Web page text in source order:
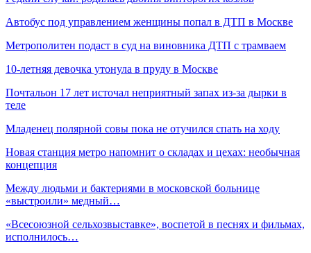
Автобус под управлением женщины попал в ДТП в Москве
Метрополитен подаст в суд на виновника ДТП с трамваем
10-летняя девочка утонула в пруду в Москве
Почтальон 17 лет источал неприятный запах из-за дырки в
теле
Младенец полярной совы пока не отучился спать на ходу
Новая станция метро напомнит о складах и цехах: необычная
концепция
Между людьми и бактериями в московской больнице
«выстроили» медный…
«Всесоюзной сельхозвыставке», воспетой в песнях и фильмах,
исполнилось…